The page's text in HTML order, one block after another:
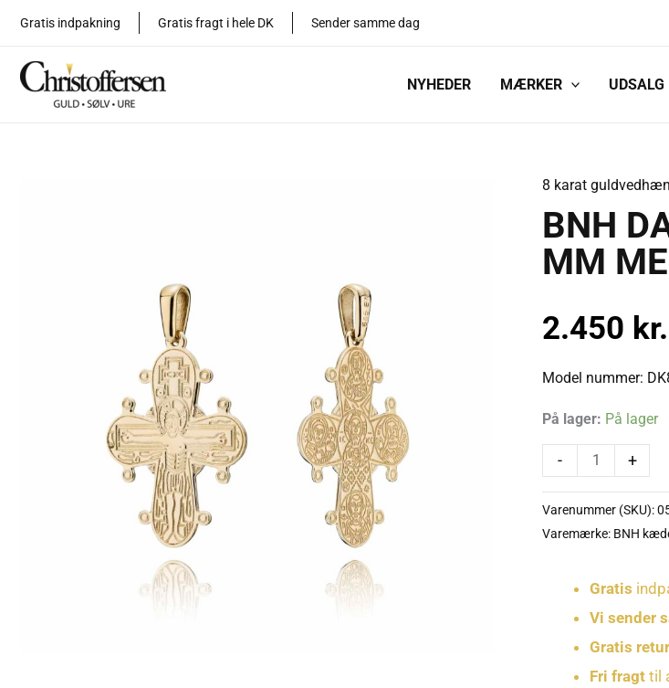
indholdet
Gratis indpakning Gratis fragt i hele DK Sender samme dag
NYHEDER MÆRKER UDSALG
8 karat
BNH
MM
2.450 kr.
Model nummer:
På lager: På lager
-
BNH
DAGMARKORS
8
KARAT
20
MED
FEM
DK820DE5
antal
+
Varenummer (SKU):
Varemærke: BNH
Gratis
Vi sender
Gratis
Fri fragttil